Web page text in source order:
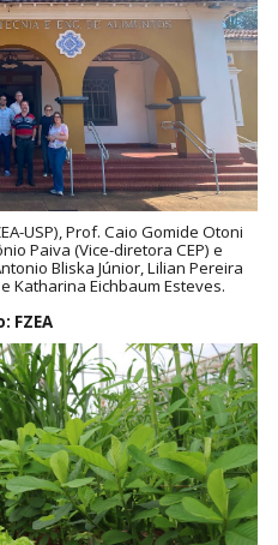
USP), Prof. Caio Gomide Otoni
Paiva (Vice-diretora CEP) e
Bliska Júnior, Lilian Pereira
Katharina Eichbaum Esteves.
FZEA